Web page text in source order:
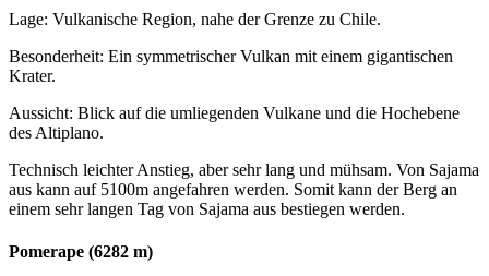
Lage: Vulkanische Region, nahe der Grenze zu Chile.
Besonderheit: Ein symmetrischer Vulkan mit einem gigantischen
Krater.
Aussicht: Blick auf die umliegenden Vulkane und die Hochebene
des Altiplano.
Technisch leichter Anstieg, aber sehr lang und mühsam. Von Sajama
aus kann auf 5100m angefahren werden. Somit kann der Berg an
einem sehr langen Tag von Sajama aus bestiegen werden.
Pomerape (6282 m)